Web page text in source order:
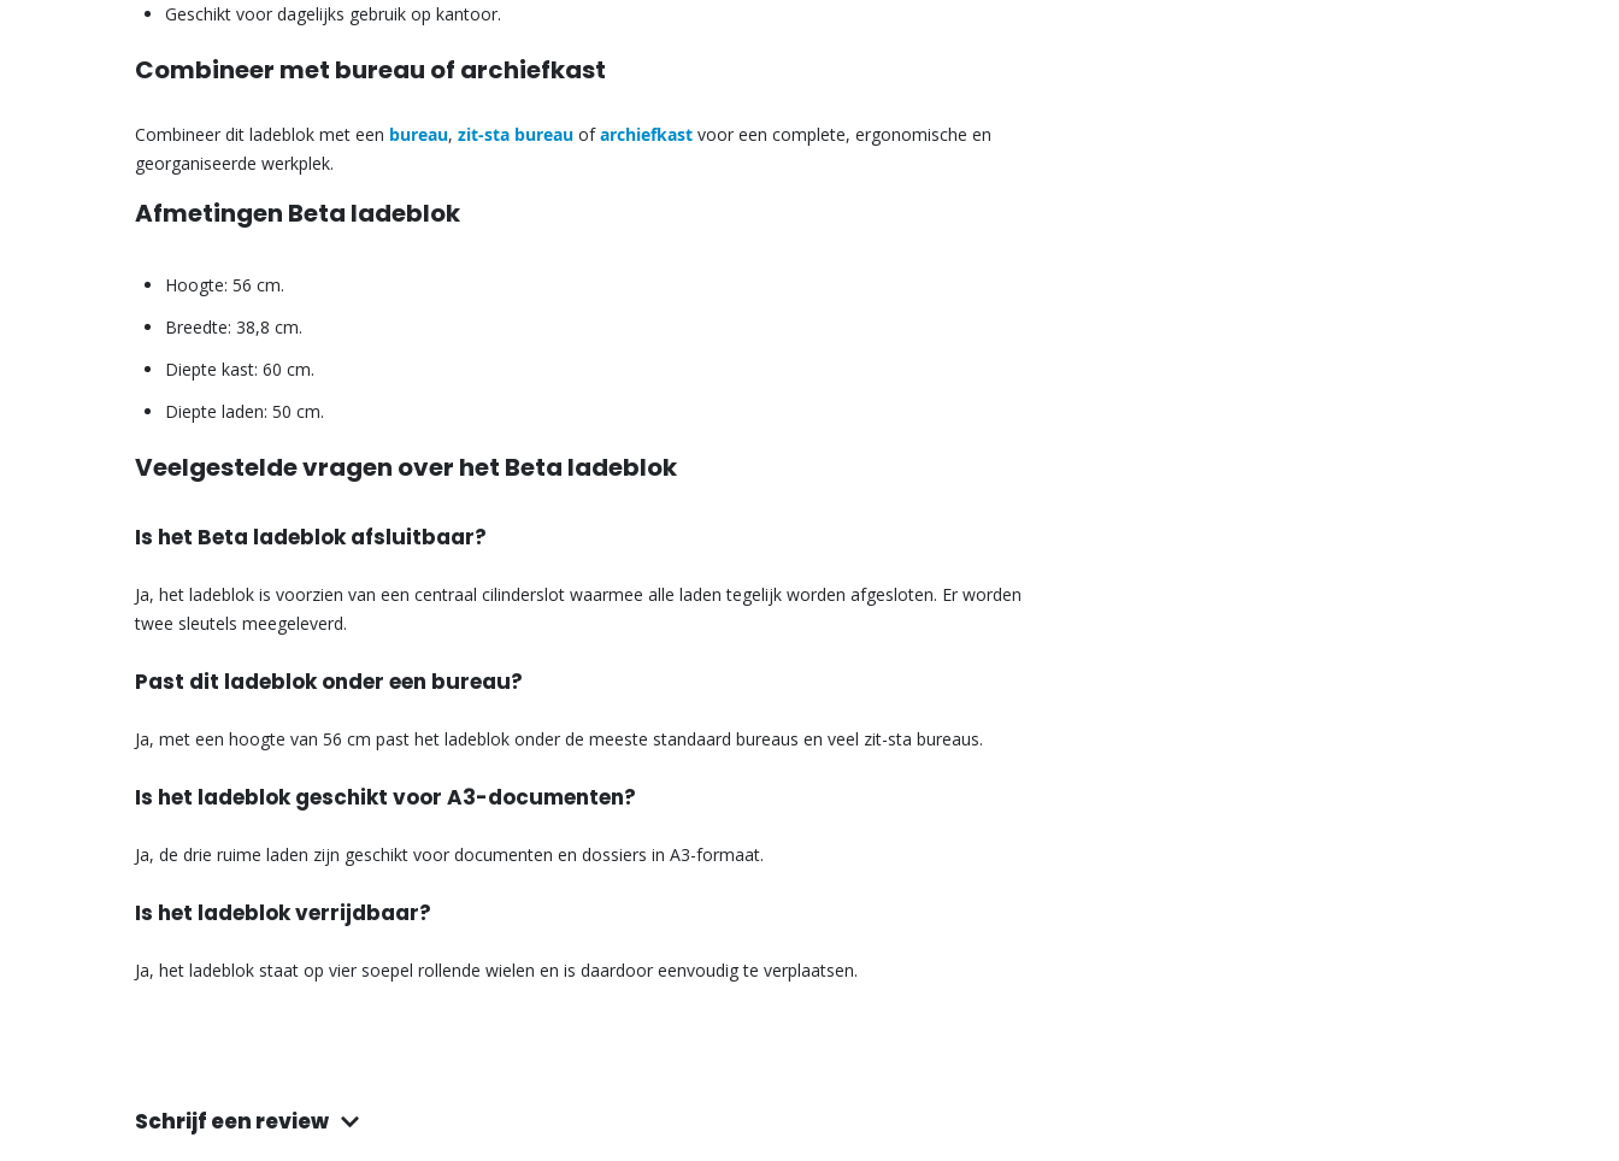
Geschikt voor dagelijks gebruik op kantoor.
Combineer met bureau of archiefkast
Combineer dit ladeblok met een bureau, zit-sta bureau ofarchiefkast voor een complete, ergonomische en
georganiseerde werkplek.
Afmetingen Beta ladeblok
Hoogte: 56 cm.
Breedte: 38,8 cm.
Diepte kast: 60 cm.
Diepte laden: 50 cm.
Veelgestelde vragen over het Beta ladeblok
Is het Beta ladeblok afsluitbaar?
Ja, het ladeblok is voorzien van een centraal cilinderslot waarmee alle laden tegelijk worden afgesloten. Er worden
twee sleutels meegeleverd.
Past dit ladeblok onder een bureau?
Ja, met een hoogte van 56 cm past het ladeblok onder de meeste standaard bureaus en veel zit-sta bureaus.
Is het ladeblok geschikt voor A3-documenten?
Ja, de drie ruime laden zijn geschikt voor documenten en dossiers in A3-formaat.
Is het ladeblok verrijdbaar?
Ja, het ladeblok staat op vier soepel rollende wielen en is daardoor eenvoudig te verplaatsen.
Schrijf een review